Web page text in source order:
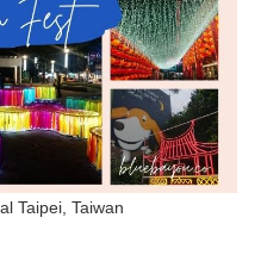
Taipei, Taiwan